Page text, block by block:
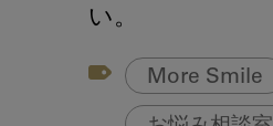
い。
More Smile